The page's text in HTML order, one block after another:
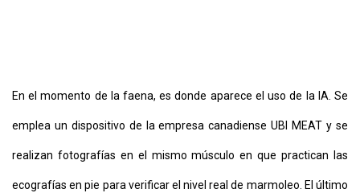
En el momento de la faena, es donde aparece el uso de la IA. Se
emplea un dispositivo de la empresa canadiense UBI MEAT y se
realizan fotografías en el mismo músculo en que practican las
ecografías en pie para verificar el nivel real de marmoleo. El último